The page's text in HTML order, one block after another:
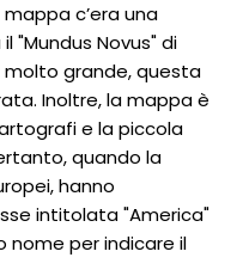
c’era una
"Mundus Novus" di
molto grande, questa
Inoltre, la mappa è
e la piccola
quando la
hanno
intitolata "America"
nome per indicare il